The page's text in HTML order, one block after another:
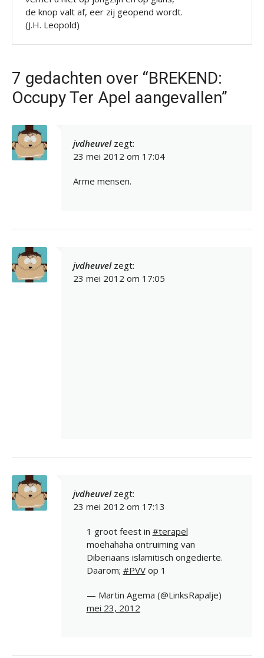
de knop valt af, eer zij geopend wordt.
(J.H. Leopold)
7 gedachten over “BREKEND:
Occupy Ter Apel aangevallen”
jvdheuvel zegt:
23 mei 2012 om 17:04
Arme mensen.
jvdheuvel zegt:
23 mei 2012 om 17:05
jvdheuvel zegt:
23 mei 2012 om 17:13
1 groot feest in #terapel
moehahaha ontruiming van
Diberiaans islamitisch ongedierte.
Daarom; #PVVop 1
— Martin Agema (@LinksRapalje)
mei 23, 2012